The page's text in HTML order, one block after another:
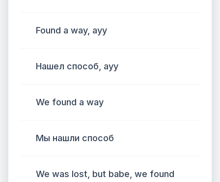
Found a way, ayy
Нашел способ, ауу
We found a way
Мы нашли способ
We was lost, but babe, we found